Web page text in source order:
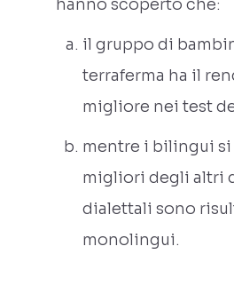
hanno scoperto che:
il gruppo di
terraferma ha il
migliore nei test
mentre i bilingui
migliori degli altri
dialettali sono
monolingui.